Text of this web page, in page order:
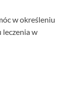
w określeniu
w